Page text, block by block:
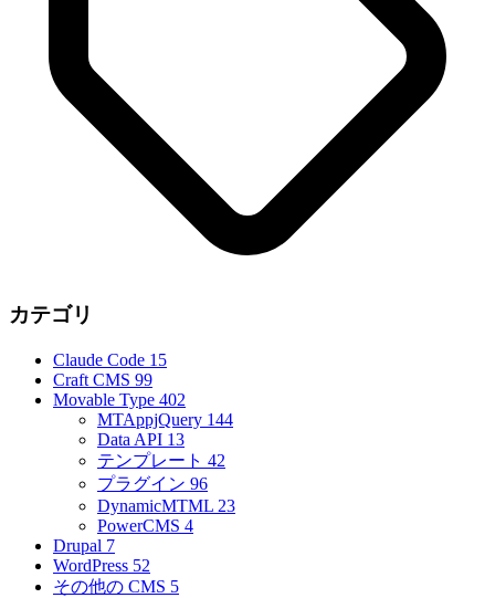
カテゴリ
Claude Code 15
Craft CMS 99
Movable Type 402
MTAppjQuery 144
Data API 13
テンプレート 42
プラグイン 96
DynamicMTML 23
PowerCMS 4
Drupal 7
WordPress 52
その他の CMS 5